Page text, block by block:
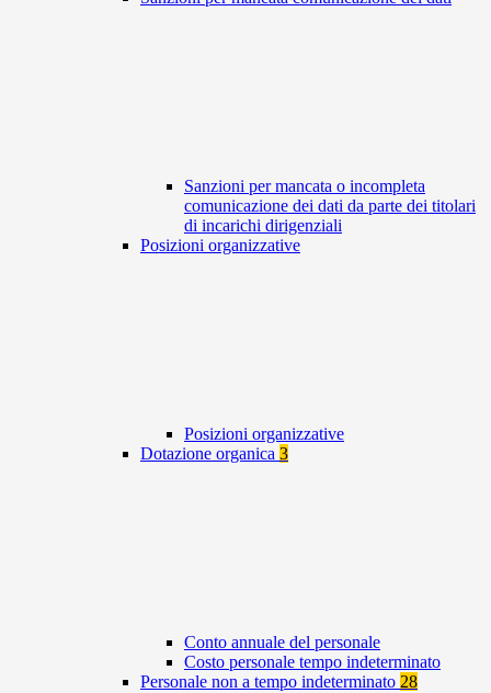
Sanzioni per mancata o incompleta
comunicazione dei dati da parte dei titolari
di incarichi dirigenziali
Posizioni organizzative
Posizioni organizzative
Dotazione organica 3
Conto annuale del personale
Costo personale tempo indeterminato
Personale non a tempo indeterminato 28